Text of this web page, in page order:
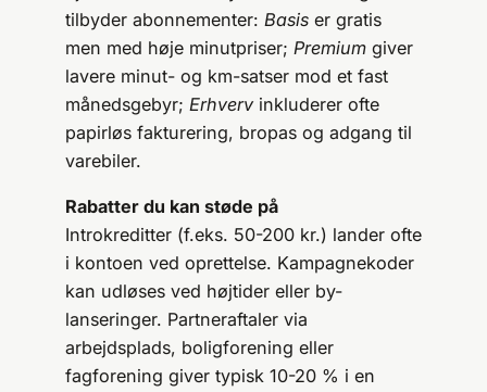
tilbyder abonnementer: Basis er gratis
men med høje minutpriser; Premium giver
lavere minut- og km-satser mod et fast
månedsgebyr; Erhvervinkluderer ofte
papirløs fakturering, bropas og adgang til
varebiler.
Rabatter du kan støde på
Intro­kreditter (f.eks. 50-200 kr.) lander ofte
i kontoen ved oprettelse. Kampagnekoder
kan udløses ved højtider eller by-
lanseringer. Partneraftaler via
arbejdsplads, boligforening eller
fagforening giver typisk 10-20 % i en